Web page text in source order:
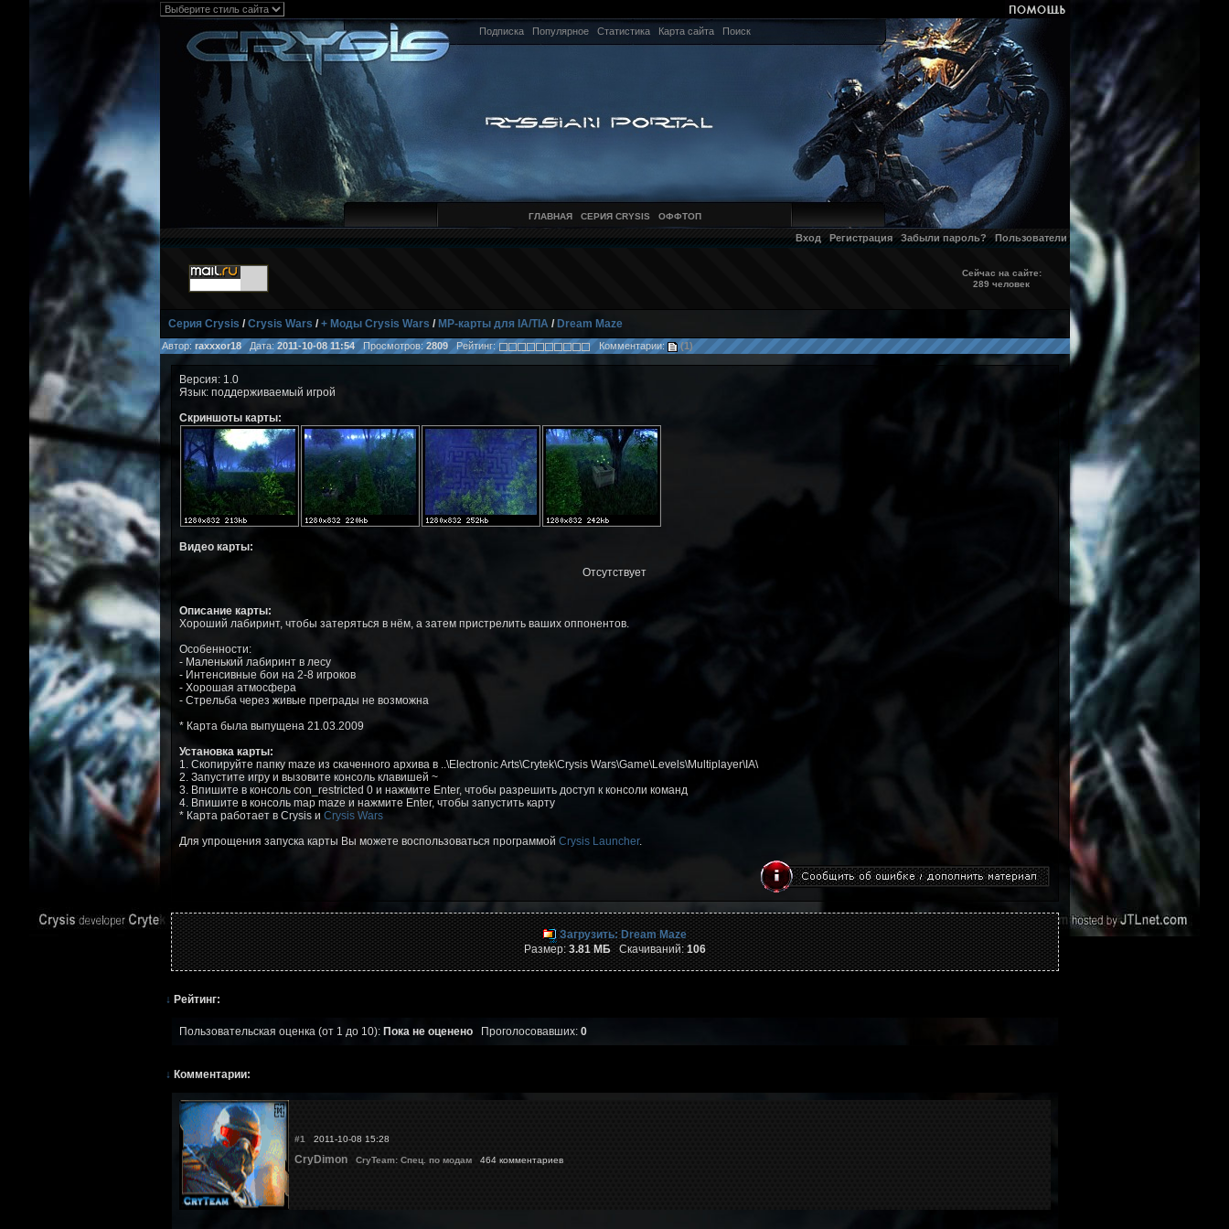
Подписка Популярное Статистика Карта сайта Поиск
ГЛАВНАЯ СЕРИЯ CRYSIS ОФФТОП
Вход Регистрация Забыли пароль? Пользователи
Сейчас на сайте:
289 человек
Серия Crysis /Crysis Wars /+ Моды Crysis Wars / MP-карты для IA/TIA / Dream Maze
Автор: raxxxor18Дата:2011-10-08 11:54Просмотров:2809Рейтинг: Комментарии: (1)
Версия: 1.0
Язык: поддерживаемый игрой
Скриншоты карты:
Видео карты:
Отсутствует
Описание карты:
Хороший лабиринт, чтобы затеряться в нём, а затем пристрелить ваших оппонентов.
Особенности:
- Маленький лабиринт в лесу
- Интенсивные бои на 2-8 игроков
- Хорошая атмосфера
- Стрельба через живые преграды не возможна
* Карта была выпущена 21.03.2009
Установка карты:
1. Скопируйте папку maze из скаченного архива в ..\Electronic Arts\Crytek\Crysis Wars\Game\Levels\Multiplayer\IA\
2. Запустите игру и вызовите консоль клавишей ~
3. Впишите в консоль con_restricted 0 и нажмите Enter, чтобы разрешить доступ к консоли команд
4. Впишите в консоль map maze и нажмите Enter, чтобы запустить карту
* Карта работает в Crysis и Crysis Wars
Для упрощения запуска карты Вы можете воспользоваться программой Crysis Launcher.
Загрузить: Dream Maze
Размер:3.81 МБСкачиваний:106
↓ Рейтинг:
Пользовательская оценка (от 1 до 10): Пока не оцененоПроголосовавших: 0
↓ Комментарии:
#1 2011-10-08 15:28
CryDimon CryTeam: Спец. по модам464 комментариев